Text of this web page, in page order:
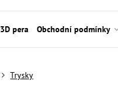
3D pera Obchodní podmínky
Trysky